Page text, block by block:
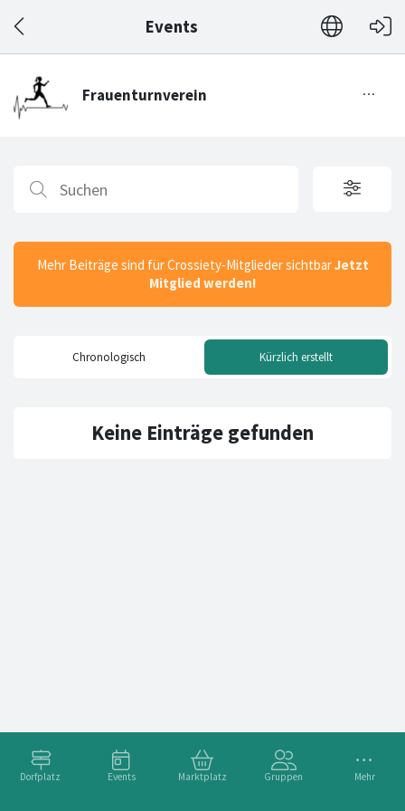
Events
Dorfplatz Events Marktplatz Gruppen Mehr
Mehr Beiträge sind für Crossiety-Mitglieder sichtbarJetzt
Mitglied werden!
Chronologisch Kürzlich erstellt
Keine Einträge gefunden